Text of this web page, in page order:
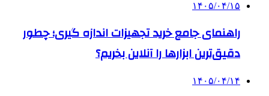
۱۴۰۵/۰۴/۱۵
راهنمای جامع خرید تجهیزات اندازه گیری؛ چطور
دقیق‌ترین ابزارها را آنلاین بخریم؟
۱۴۰۵/۰۴/۱۴